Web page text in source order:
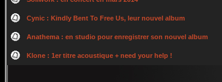
Cynic : Kindly Bent To Free Us, leur nouvel album
Anathema : en studio pour enregistrer son nouvel album
Klone : 1er titre acoustique + need your help !